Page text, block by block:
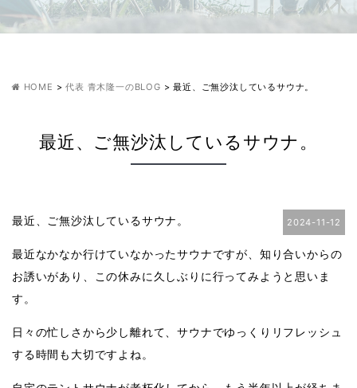
HOME >代表 青木隆一のBLOG >最近、ご無沙汰しているサウナ。
最近、ご無沙汰しているサウナ。
2024-11-12
最近、ご無沙汰しているサウナ。
最近なかなか行けていなかったサウナですが、知り合いからの
お誘いがあり、この休みに久しぶりに行ってみようと思いま
す。
日々の忙しさから少し離れて、サウナでゆっくりリフレッシュ
する時間も大切ですよね。